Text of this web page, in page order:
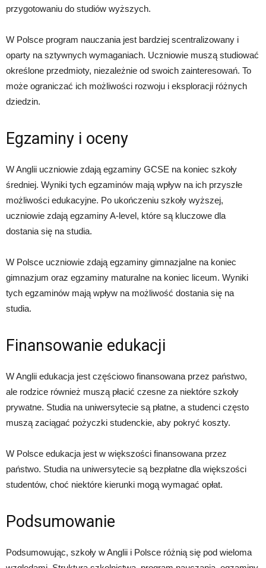
przygotowaniu do studiów wyższych.
W Polsce program nauczania jest bardziej scentralizowany i
oparty na sztywnych wymaganiach. Uczniowie muszą studiować
określone przedmioty, niezależnie od swoich zainteresowań. To
może ograniczać ich możliwości rozwoju i eksploracji różnych
dziedzin.
Egzaminy i oceny
W Anglii uczniowie zdają egzaminy GCSE na koniec szkoły
średniej. Wyniki tych egzaminów mają wpływ na ich przyszłe
możliwości edukacyjne. Po ukończeniu szkoły wyższej,
uczniowie zdają egzaminy A-level, które są kluczowe dla
dostania się na studia.
W Polsce uczniowie zdają egzaminy gimnazjalne na koniec
gimnazjum oraz egzaminy maturalne na koniec liceum. Wyniki
tych egzaminów mają wpływ na możliwość dostania się na
studia.
Finansowanie edukacji
W Anglii edukacja jest częściowo finansowana przez państwo,
ale rodzice również muszą płacić czesne za niektóre szkoły
prywatne. Studia na uniwersytecie są płatne, a studenci często
muszą zaciągać pożyczki studenckie, aby pokryć koszty.
W Polsce edukacja jest w większości finansowana przez
państwo. Studia na uniwersytecie są bezpłatne dla większości
studentów, choć niektóre kierunki mogą wymagać opłat.
Podsumowanie
Podsumowując, szkoły w Anglii i Polsce różnią się pod wieloma